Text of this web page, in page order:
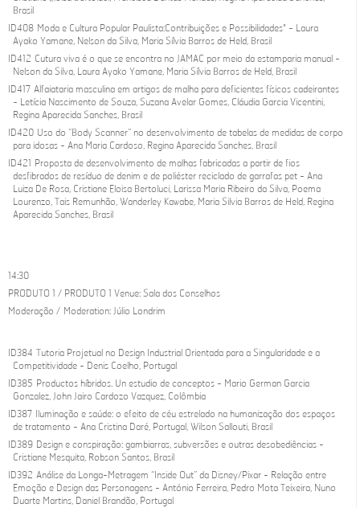
Brasil
ID408 Moda e Cultura Popular Paulista:Contribuições e Possibilidades" - Laura
Ayako Yamane, Nelson da Silva, Maria Sílvia Barros de Held, Brasil
ID412 Cutura viva é o que se encontra no JAMAC por meio da estamparia manual -
Nelson da Silva, Laura Ayako Yamane, Maria Sílvia Barros de Held, Brasil
ID417 Alfaiataria masculina em artigos de malha para deficientes físicos cadeirantes
- Letícia Nascimento de Souza, Suzana Avelar Gomes, Cláudia Garcia Vicentini,
Regina Aparecida Sanches, Brasil
ID420 Uso do “Body Scanner” no desenvolvimento de tabelas de medidas de corpo
para idosas - Ana Maria Cardoso, Regina Aparecida Sanches, Brasil
ID421 Proposta de desenvolvimento de malhas fabricadas a partir de fios
desfibrados de resíduo de denim e de poliéster reciclado de garrafas pet - Ana
Luiza De Rosa, Cristiane Eloisa Bertoluci, Larissa Maria Ribeiro da Silva, Poema
Lourenzo, Tais Remunhão, Wanderley Kawabe, Maria Silvia Barros de Held, Regina
Aparecida Sanches, Brasil
14:30
PRODUTO 1 / PRODUTO 1 Venue: Sala dos Conselhos
Moderação / Moderation: Júlio Londrim
ID384 Tutoria Projetual no Design Industrial Orientada para a Singularidade e a
Competitividade - Denis Coelho, Portugal
ID385 Productos híbridos. Un estudio de conceptos - Mario German Garcia
Gonzalez, John Jairo Cardozo Vazquez, Colômbia
ID387 Iluminação e saúde: o efeito de céu estrelado na humanização dos espaços
de tratamento - Ana Cristina Daré, Portugal, Wilson Sallouti, Brasil
ID389 Design e conspiração: gambiarras, subversões e outras desobediências -
Cristiane Mesquita, Robson Santos, Brasil
ID392 Análise da Longa-Metragem “Inside Out” da Disney/Pixar - Relação entre
Emoção e Design das Personagens - António Ferreira, Pedro Mota Teixeira, Nuno
Duarte Martins, Daniel Brandão, Portugal